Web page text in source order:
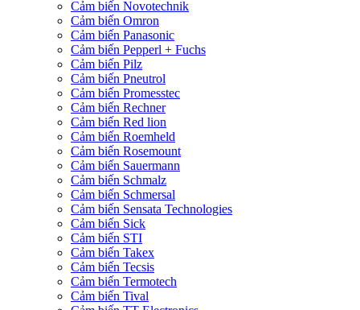
Cảm biến Novotechnik
Cảm biến Omron
Cảm biến Panasonic
Cảm biến Pepperl + Fuchs
Cảm biến Pilz
Cảm biến Pneutrol
Cảm biến Promesstec
Cảm biến Rechner
Cảm biến Red lion
Cảm biến Roemheld
Cảm biến Rosemount
Cảm biến Sauermann
Cảm biến Schmalz
Cảm biến Schmersal
Cảm biến Sensata Technologies
Cảm biến Sick
Cảm biến STI
Cảm biến Takex
Cảm biến Tecsis
Cảm biến Termotech
Cảm biến Tival